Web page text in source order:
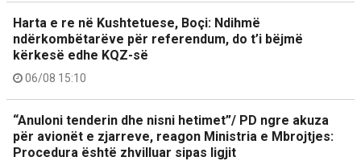
Harta e re në Kushtetuese, Boçi: Ndihmë
ndërkombëtarëve për referendum, do t’i bëjmë
kërkesë edhe KQZ-së
06/08 15:10
“Anuloni tenderin dhe nisni hetimet”/ PD ngre akuza
për avionët e zjarreve, reagon Ministria e Mbrojtjes:
Procedura është zhvilluar sipas ligjit